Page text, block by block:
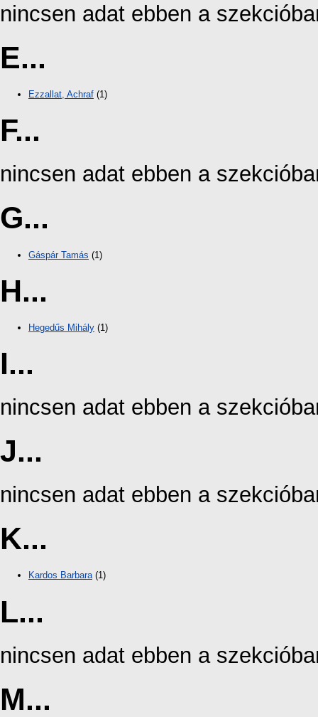
nincsen adat ebben a
E...
Ezzallat, Achraf (1)
F...
nincsen adat ebben a
G...
Gáspár Tamás (1)
H...
Hegedűs Mihály (1)
I...
nincsen adat ebben a
J...
nincsen adat ebben a
K...
Kardos Barbara(1)
L...
nincsen adat ebben a
M...